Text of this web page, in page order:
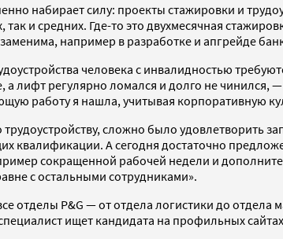
набирает силу: проекты стажировки и
и средних. Где-то это двухмесячная
например в разработке и апгрейде
человека с инвалидностью
а лифт регулярно ломался и долго не
работу я нашла, учитывая корпоративную
трудоустройству, сложно было
квалификации. А сегодня достаточно
сокращенной рабочей недели и
с остальными сотрудниками».
отделы P&G — от отдела логистики до
ищет кандидата на профильных